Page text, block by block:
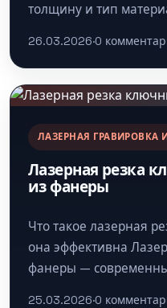
толщину и тип
скорость движения
26.03.2026·0
ЛАЗЕРНАЯ ГРАВИРОВКА
Лазерная резка
из фанеры
Что такое лазерная
она эффективна
фанеры —
25.03.2026·0